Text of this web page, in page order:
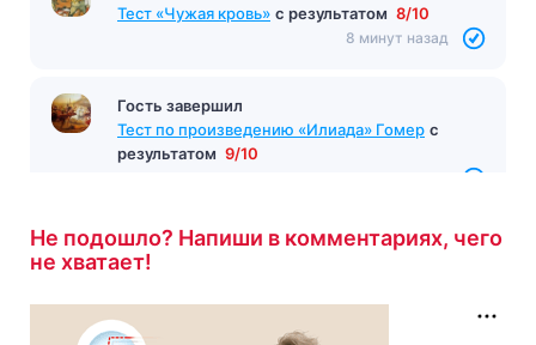
Тест «Чужая кровь» с результатом 8/10
8 минут назад
Гость завершил
Тест по произведению «Илиада» Гомер с
результатом 9/10
Не подошло? Напиши в комментариях, чего
не хватает!